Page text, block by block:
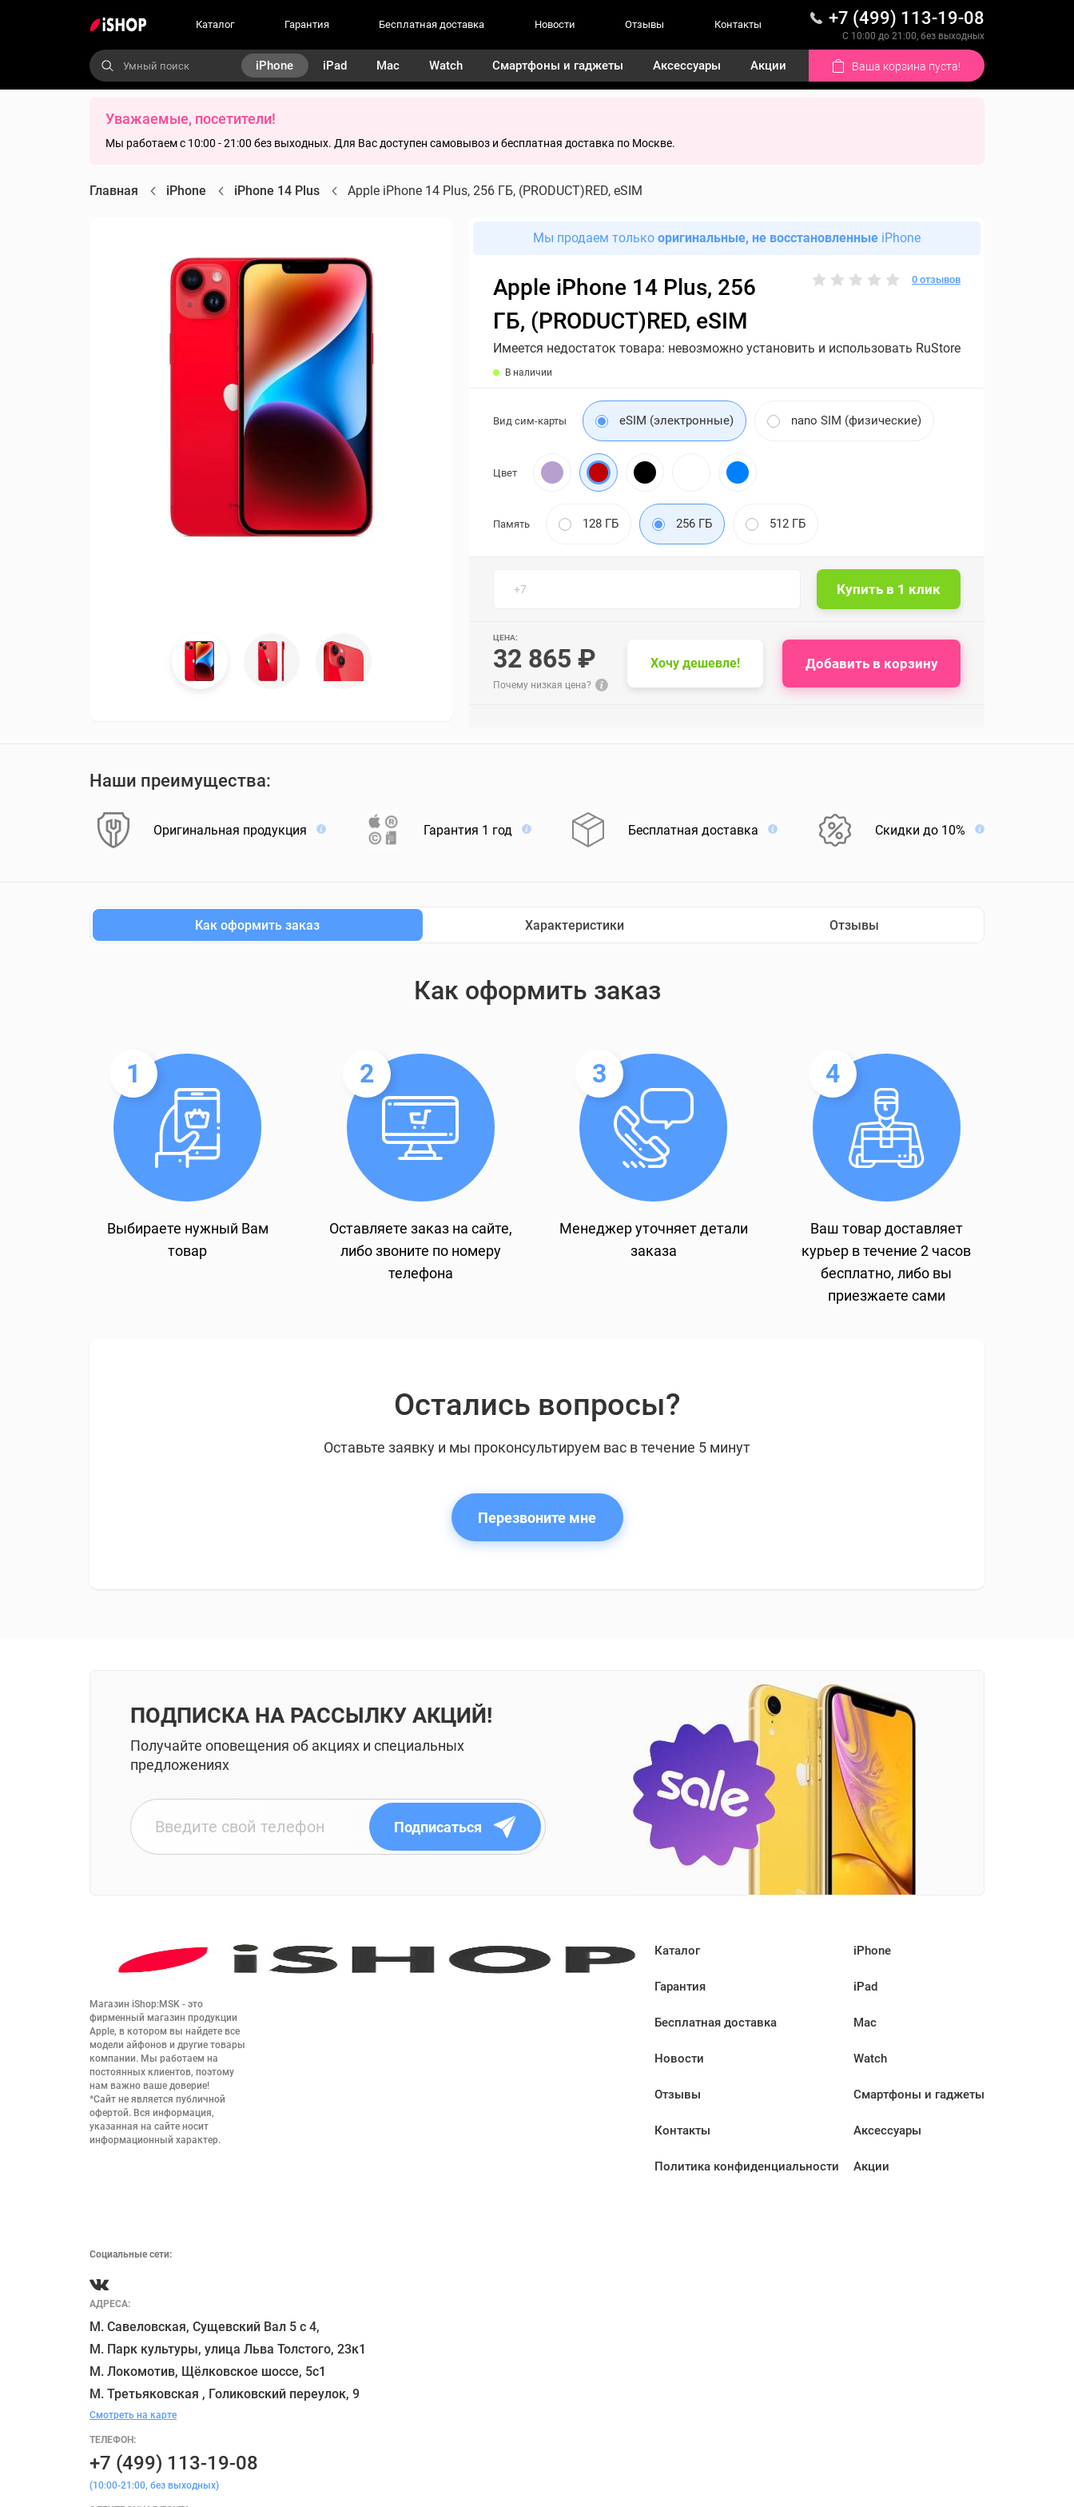
Каталог Гарантия Бесплатная доставка Новости Отзывы Контакты +7 (499) 113-19-08
С 10:00 до 21:00, без выходных
iPhone iPad Mac Watch Смартфоны и гаджеты Аксессуары Акции Ваша корзина пуста!
Уважаемые, посетители!
Мы работаем с 10:00 - 21:00 без выходных. Для Вас доступен самовывоз и бесплатная доставка по Москве.
Главная iPhone iPhone 14 Plus Apple iPhone 14 Plus, 256 ГБ, (PRODUCT)RED, eSIM
Мы продаем только оригинальные, не восстановленные iPhone
Apple iPhone 14 Plus, 256
ГБ, (PRODUCT)RED, eSIM
0 отзывов
Имеется недостаток товара: невозможно установить и использовать RuStore
В наличии
Вид сим-карты eSIM (электронные) nano SIM (физические)
Цвет
Память 128 ГБ 256 ГБ 512 ГБ
ЦЕНА:
32 865 ₽
Почему низкая цена?
Хочу дешевле! Добавить в корзину
Наши преимущества:
Оригинальная продукция Гарантия 1 год Бесплатная доставка Скидки до 10%
Как оформить заказ Характеристики Отзывы
Как оформить заказ
1
Выбираете нужный Вам
товар
2
Оставляете заказ на сайте,
либо звоните по номеру
телефона
3
Менеджер уточняет детали
заказа
4
Ваш товар доставляет
курьер в течение 2 часов
бесплатно, либо вы
приезжаете сами
Остались вопросы?
Оставьте заявку и мы проконсультируем вас в течение 5 минут
Перезвоните мне
ПОДПИСКА НА РАССЫЛКУ АКЦИЙ!
Получайте оповещения об акциях и специальных
предложениях
Подписаться
Магазин iShop:MSK - это
фирменный магазин продукции
Apple, в котором вы найдете все
модели айфонов и другие товары
компании. Мы работаем на
постоянных клиентов, поэтому
нам важно ваше доверие!
*Сайт не является публичной
офертой. Вся информация,
указанная на сайте носит
информационный характер.
Социальные сети:
Каталог
Гарантия
Бесплатная доставка
Новости
Отзывы
Контакты
Политика конфиденциальности
iPhone
iPad
Mac
Watch
Смартфоны и гаджеты
Аксессуары
Акции
АДРЕСА:
М. Савеловская, Сущевский Вал 5 с 4,
М. Парк культуры, улица Льва Толстого, 23к1
М. Локомотив, Щёлковское шоссе, 5с1
Смотреть на карте
ТЕЛЕФОН:
+7 (499) 113-19-08
(10:00-21:00, без выходных)